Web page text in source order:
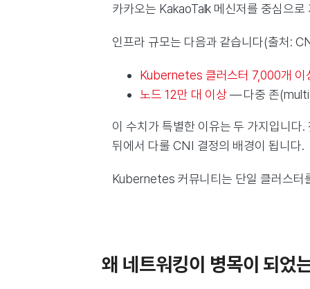
카카오는 KakaoTalk 메신저를 중심으
인프라 규모는 다음과 같습니다(출처:
Kubernetes 클러스터 7,000개 이
노드 12만 대 이상— 다중 존
이 수치가 특별한 이유는 두 가지입니
뒤에서 다룰 CNI 결정의 배경이 됩니다.
Kubernetes 커뮤니티는 단일 클러스
왜 네트워킹이 병목이 되었